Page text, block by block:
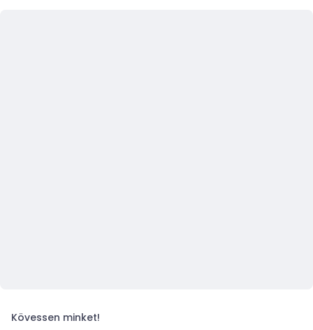
Kövessen minket!